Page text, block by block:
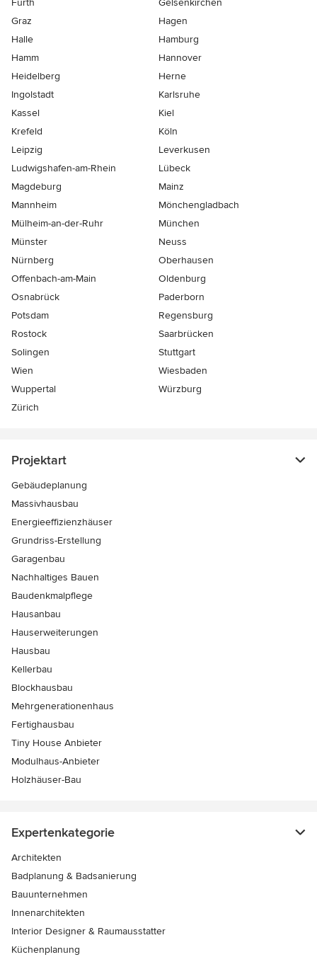
Fürth
Gelsenkirchen
Graz
Hagen
Halle
Hamburg
Hamm
Hannover
Heidelberg
Herne
Ingolstadt
Karlsruhe
Kassel
Kiel
Krefeld
Köln
Leipzig
Leverkusen
Ludwigshafen-am-Rhein
Lübeck
Magdeburg
Mainz
Mannheim
Mönchen­gladbach
Mülheim-an-der-Ruhr
München
Münster
Neuss
Nürnberg
Oberhausen
Offenbach-am-Main
Oldenburg
Osnabrück
Paderborn
Potsdam
Regensburg
Rostock
Saarbrücken
Solingen
Stuttgart
Wien
Wiesbaden
Wuppertal
Würzburg
Zürich
Projektart
Gebäudeplanung
Massivhausbau
Energieeffizienzhäuser
Grundriss-Erstellung
Garagenbau
Nachhaltiges Bauen
Baudenkmalpflege
Hausanbau
Hauserweiterungen
Hausbau
Kellerbau
Blockhausbau
Mehrgenerationenhaus
Fertighausbau
Tiny House Anbieter
Modulhaus-Anbieter
Holzhäuser-Bau
Expertenkategorie
Architekten
Badplanung & Badsanierung
Bauunternehmen
Innenarchitekten
Interior Designer & Raumausstatter
Küchenplanung